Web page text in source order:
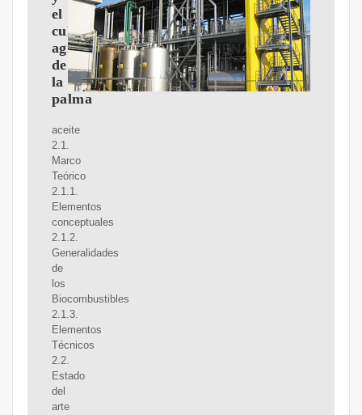
el
cultivo
agroindustrial
de
la
palma
aceite
2.1.
Marco
Teórico
2.1.1.
Elementos
conceptuales
2.1.2.
Generalidades
de
los
Biocombustibles
2.1.3.
Elementos
Técnicos
2.2.
Estado
del
arte